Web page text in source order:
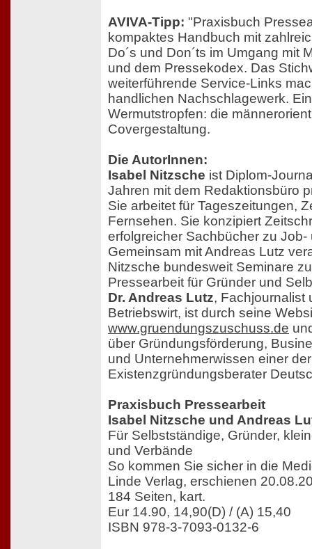
AVIVA-Tipp: "Praxisbuch
kompaktes Handbuch mit
Do´s und Don´ts im Umgang mit
und dem Pressekodex. Das
weiterführende Service-Links
handlichen Nachschlagewerk.
Wermutstropfen: die
Covergestaltung.
Die AutorInnen:
Isabel Nitzsche ist Diplom-
Jahren mit dem Redaktionsbüro
Sie arbeitet für Tageszeitungen,
Fernsehen. Sie konzipiert
erfolgreicher Sachbücher zu Job-
Gemeinsam mit Andreas Lutz
Nitzsche bundesweit Seminare
Pressearbeit für Gründer und
Dr. Andreas Lutz, Fachjournalist
Betriebswirt, ist durch seine
www.gruendungszuschuss.de
über Gründungsförderung,
und Unternehmerwissen einer
Existenzgründungsberater
Praxisbuch Pressearbeit
Isabel Nitzsche und Andreas
Für Selbstständige, Gründer,
und Verbände
So kommen Sie sicher in die
Linde Verlag, erschienen
184 Seiten, kart.
Eur 14.90, 14,90(D) / (A) 15,40
ISBN 978-3-7093-0132-6